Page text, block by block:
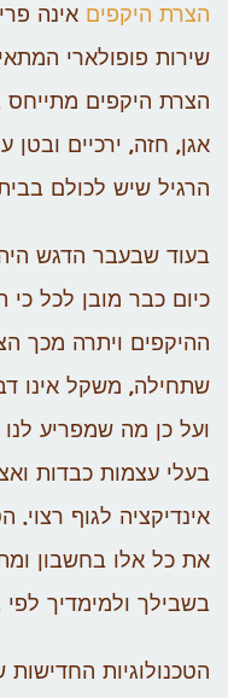
הצרת היקפים אינה
שירות פופולארי
הצרת היקפים מתייחס
אגן, חזה, ירכיים
הרגיל שיש לכולם
בעוד שבעבר הדגש
כיום כבר מובן לכל
ההיקפים ויתרה מכך
שתחילה, משקל אינו
ועל כן מה שמפריע
בעלי עצמות כבדות
אינדיקציה לגוף
את כל אלו בחשבון
בשבילך ולמימדיך
הטכנולוגיות